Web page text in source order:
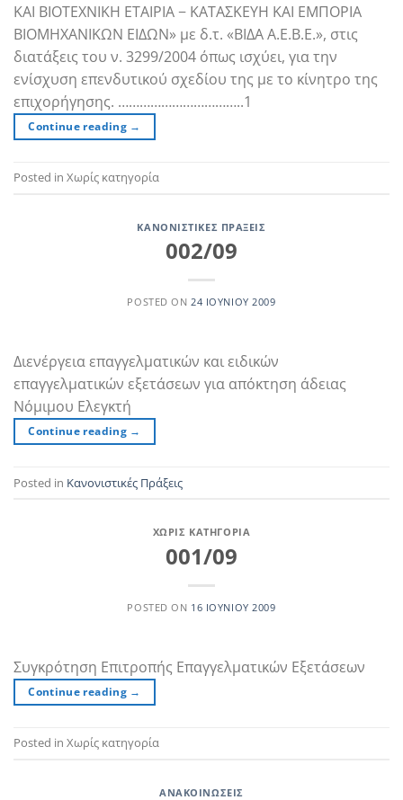
ΚΑΙ ΒΙΟΤΕΧΝΙΚΗ ΕΤΑΙΡΙΑ − ΚΑΤΑΣΚΕΥΗ ΚΑΙ ΕΜΠΟΡΙΑ
ΒΙΟΜΗΧΑΝΙΚΩΝ ΕΙΔΩΝ» με δ.τ. «ΒΙΔΑ Α.Ε.Β.Ε.», στις
διατάξεις του ν. 3299/2004 όπως ισχύει, για την
ενίσχυση επενδυτικού σχεδίου της με το κίνητρο της
επιχορήγησης. ……………………………..1
Continue reading →
Posted in Χωρίς κατηγορία
ΚΑΝΟΝΙΣΤΙΚΈΣ ΠΡΆΞΕΙΣ
002/09
POSTED ON24 ΙΟΥΝΊΟΥ 2009
Διενέργεια επαγγελματικών και ειδικών
επαγγελματικών εξετάσεων για απόκτηση άδειας
Νόμιμου Ελεγκτή
Continue reading →
Posted in Κανονιστικές Πράξεις
ΧΩΡΊΣ ΚΑΤΗΓΟΡΊΑ
001/09
POSTED ON 16 ΙΟΥΝΊΟΥ 2009
Συγκρότηση Επιτροπής Επαγγελματικών Εξετάσεων
Continue reading →
Posted in Χωρίς κατηγορία
ΑΝΑΚΟΙΝΏΣΕΙΣ